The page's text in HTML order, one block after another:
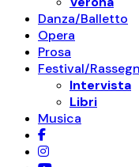
Danza/Balletto
Opera
Prosa
Festival/
Intervista
Libri
Musica